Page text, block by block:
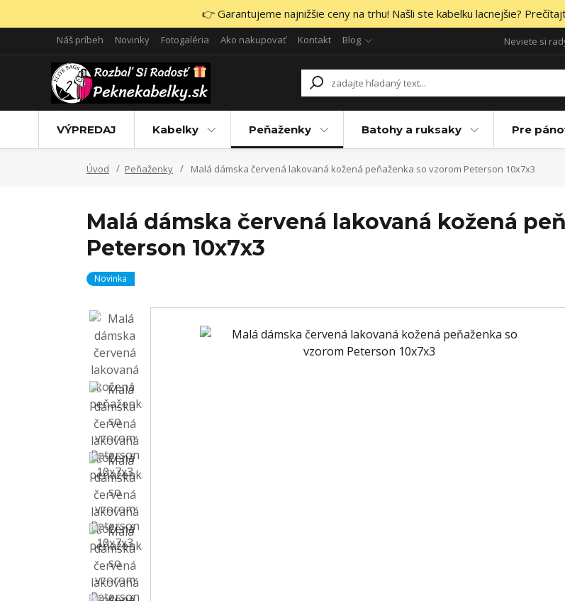
👉 Garantujeme najnižšie ceny na trhu! Našli ste kabelku lacnejšie?
Náš príbeh Novinky Fotogaléria Ako nakupovať Kontakt Blog Neviete si
VÝPREDAJ Kabelky Peňaženky Batohy a ruksaky Pre
Úvod Peňaženky Malá dámska červená lakovaná kožená peňaženka so vzorom Peterson 10x7x3
Malá dámska červená lakovaná kožená
Peterson 10x7x3
Novinka